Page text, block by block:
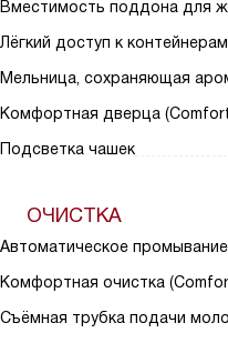
Вместимость поддона для
Лёгкий доступ к контейнерам
Мельница, сохраняющая
Комфортная дверца
Подсветка чашек
ОЧИСТКА
Автоматическое
Комфортная очистка
Съёмная трубка подачи